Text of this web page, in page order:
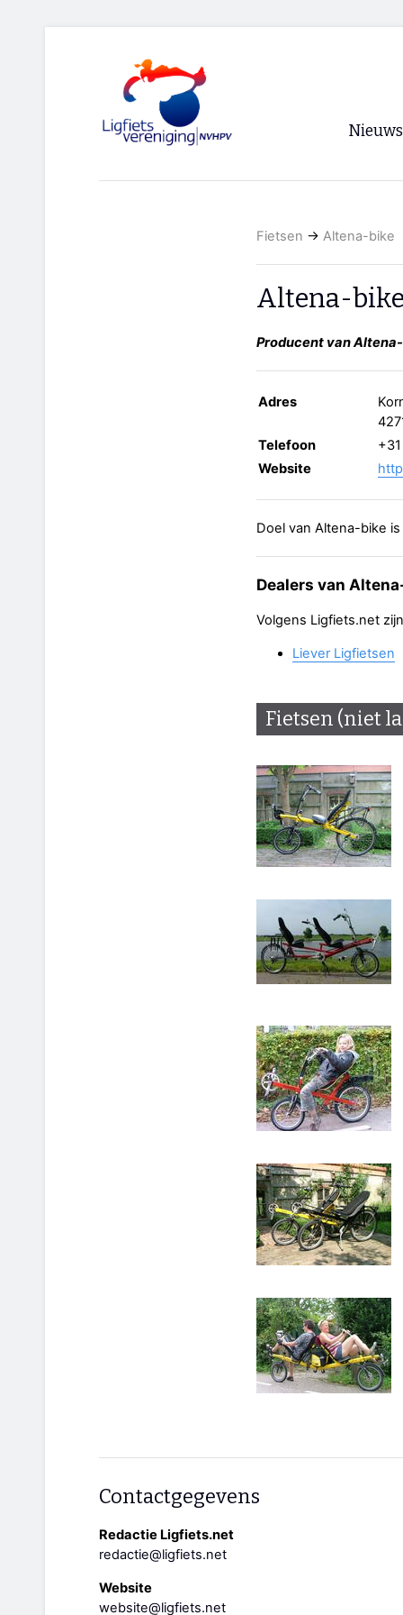
Nieuws
Archief
RSS
Fietsen → Altena-bike
Altena-
Producent van
Adres
Telefoon
Website
Doel van Altena-bike
Dealers van
Volgens Ligfiets.net
Liever Ligfietsen
Fietsen (niet
Contactgegevens
Redactie Ligfiets.net
redactie@ligfiets.net
Website
website@ligfiets.net